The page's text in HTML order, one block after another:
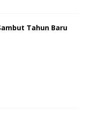
Tahun Baru